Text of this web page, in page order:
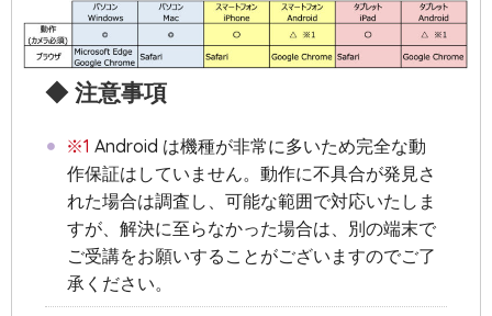
◆ 注意事項
※1 Android は機種が非常に多いため完全な動
作保証はしていません。動作に不具合が発見さ
れた場合は調査し、可能な範囲で対応いたしま
すが、解決に至らなかった場合は、別の端末で
ご受講をお願いすることがございますのでご了
承ください。